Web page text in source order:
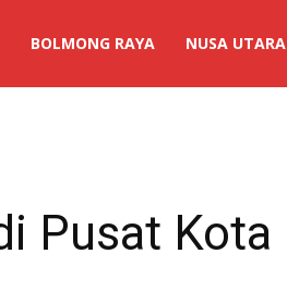
BOLMONG RAYA NUSA UTARA
Pusat Kota